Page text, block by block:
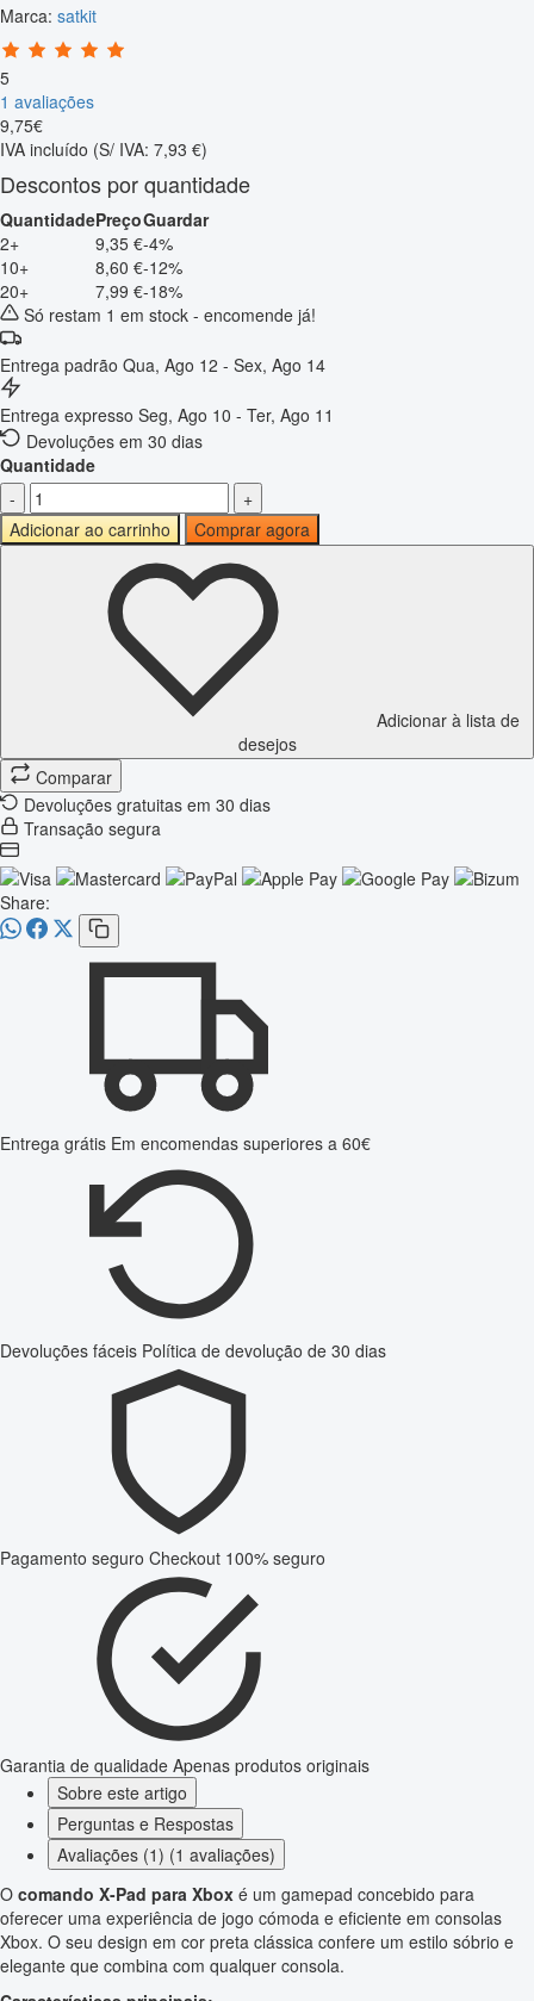
Marca: satkit
5
1 avaliações
9,75€
IVA incluído (S/ IVA: 7,93 €)
Descontos por quantidade
QuantidadePreçoGuardar
2+
9,35 €-4%
10+
8,60 €-12%
20+
7,99 €-18%
Só restam 1 em stock - encomende já!
Entrega padrão Qua, Ago 12 - Sex, Ago 14
Entrega expresso Seg, Ago 10 - Ter, Ago 11
Devoluções em 30 dias
Quantidade
-
+
Adicionar ao carrinho
Comprar agora
Adicionar à lista de
desejos
Comparar
Devoluções gratuitas em 30 dias
Transação segura
Share:
Entrega grátis Em encomendas superiores a 60€
Devoluções fáceis Política de devolução de 30 dias
Pagamento seguro Checkout 100% seguro
Garantia de qualidade Apenas produtos originais
Sobre este artigo
Perguntas e Respostas
Avaliações (1) (1 avaliações)
O comando X-Pad para Xbox é um gamepad concebido para
oferecer uma experiência de jogo cómoda e eficiente em consolas
Xbox. O seu design em cor preta clássica confere um estilo sóbrio e
elegante que combina com qualquer consola.